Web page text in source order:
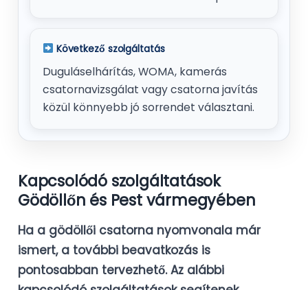
Következő szolgáltatás
Duguláselhárítás, WOMA, kamerás
csatornavizsgálat vagy csatorna javítás
közül könnyebb jó sorrendet választani.
Kapcsolódó szolgáltatások
Gödöllőn és Pest vármegyében
Ha a gödöllői csatorna nyomvonala már
ismert, a további beavatkozás is
pontosabban tervezhető. Az alábbi